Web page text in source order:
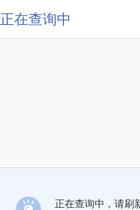
正在查询中
正在查询中，请刷